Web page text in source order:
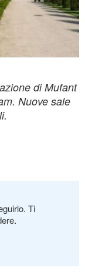
di Mufant
Nuove sale
Ti